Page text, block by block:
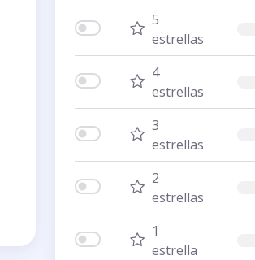
5
estrellas
4
estrellas
3
estrellas
2
estrellas
1
estrella